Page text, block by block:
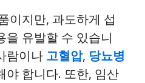
이지만, 과도하게 섭
을 유발할 수 있습니
람이나 고혈압, 당뇨병
야 합니다. 또한, 임산